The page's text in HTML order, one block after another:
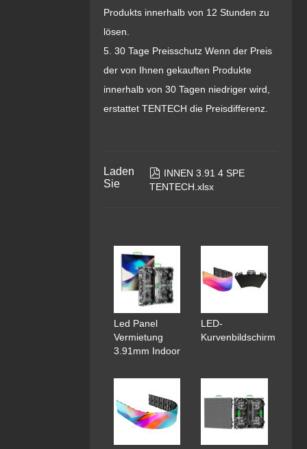
Produkts innerhalb von 12 Stunden zu
lösen.
5. 30 Tage Preisschutz Wenn der Preis
der von Ihnen gekauften Produkte
innerhalb von 30 Tagen niedriger wird,
erstattet TENTECH die Preisdifferenz.
Laden
Sie
 INNEN 3.91 4 SPE
TENTECH.xlsx
Led Panel
Vermietung
3.91mm Indoor
LED-
Kurvenbildschirm